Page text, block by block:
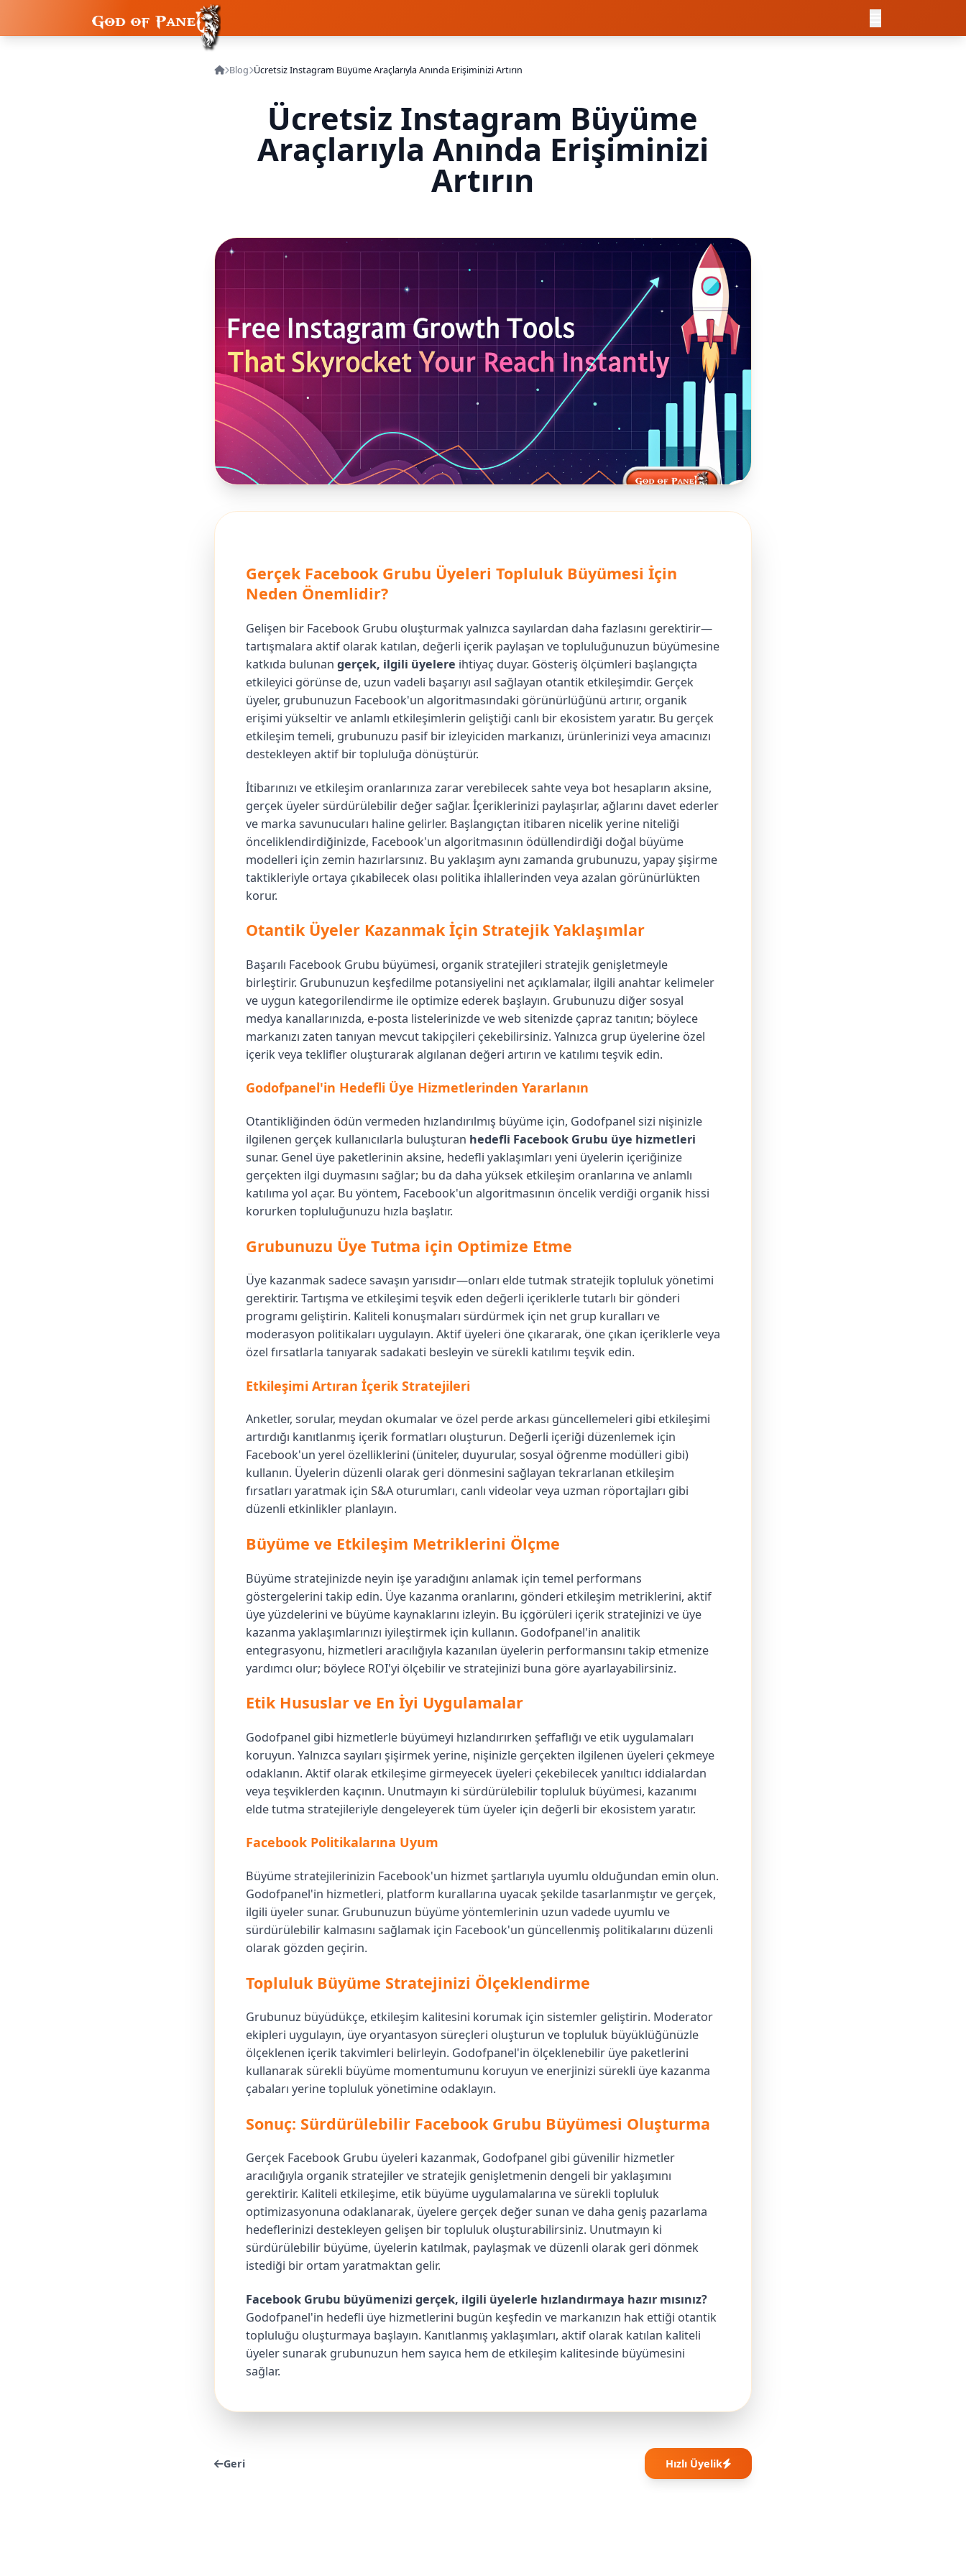
Blog Ücretsiz Instagram Büyüme Araçlarıyla Anında Erişiminizi Artırın
Ücretsiz Instagram Büyüme
Araçlarıyla Anında Erişiminizi
Artırın
Gerçek Facebook Grubu Üyeleri Topluluk Büyümesi İçin
Neden Önemlidir?
Gelişen bir Facebook Grubu oluşturmak yalnızca sayılardan daha fazlasını gerektirir—
tartışmalara aktif olarak katılan, değerli içerik paylaşan ve topluluğunuzun büyümesine
katkıda bulunan gerçek, ilgili üyelere ihtiyaç duyar. Gösteriş ölçümleri başlangıçta
etkileyici görünse de, uzun vadeli başarıyı asıl sağlayan otantik etkileşimdir. Gerçek
üyeler, grubunuzun Facebook'un algoritmasındaki görünürlüğünü artırır, organik
erişimi yükseltir ve anlamlı etkileşimlerin geliştiği canlı bir ekosistem yaratır. Bu gerçek
etkileşim temeli, grubunuzu pasif bir izleyiciden markanızı, ürünlerinizi veya amacınızı
destekleyen aktif bir topluluğa dönüştürür.
İtibarınızı ve etkileşim oranlarınıza zarar verebilecek sahte veya bot hesapların aksine,
gerçek üyeler sürdürülebilir değer sağlar. İçeriklerinizi paylaşırlar, ağlarını davet ederler
ve marka savunucuları haline gelirler. Başlangıçtan itibaren nicelik yerine niteliği
önceliklendirdiğinizde, Facebook'un algoritmasının ödüllendirdiği doğal büyüme
modelleri için zemin hazırlarsınız. Bu yaklaşım aynı zamanda grubunuzu, yapay şişirme
taktikleriyle ortaya çıkabilecek olası politika ihlallerinden veya azalan görünürlükten
korur.
Otantik Üyeler Kazanmak İçin Stratejik Yaklaşımlar
Başarılı Facebook Grubu büyümesi, organik stratejileri stratejik genişletmeyle
birleştirir. Grubunuzun keşfedilme potansiyelini net açıklamalar, ilgili anahtar kelimeler
ve uygun kategorilendirme ile optimize ederek başlayın. Grubunuzu diğer sosyal
medya kanallarınızda, e-posta listelerinizde ve web sitenizde çapraz tanıtın; böylece
markanızı zaten tanıyan mevcut takipçileri çekebilirsiniz. Yalnızca grup üyelerine özel
içerik veya teklifler oluşturarak algılanan değeri artırın ve katılımı teşvik edin.
Godofpanel'in Hedefli Üye Hizmetlerinden Yararlanın
Otantikliğinden ödün vermeden hızlandırılmış büyüme için, Godofpanel sizi nişinizle
ilgilenen gerçek kullanıcılarla buluşturan hedefli Facebook Grubu üye hizmetleri
sunar. Genel üye paketlerinin aksine, hedefli yaklaşımları yeni üyelerin içeriğinize
gerçekten ilgi duymasını sağlar; bu da daha yüksek etkileşim oranlarına ve anlamlı
katılıma yol açar. Bu yöntem, Facebook'un algoritmasının öncelik verdiği organik hissi
korurken topluluğunuzu hızla başlatır.
Grubunuzu Üye Tutma için Optimize Etme
Üye kazanmak sadece savaşın yarısıdır—onları elde tutmak stratejik topluluk yönetimi
gerektirir. Tartışma ve etkileşimi teşvik eden değerli içeriklerle tutarlı bir gönderi
programı geliştirin. Kaliteli konuşmaları sürdürmek için net grup kuralları ve
moderasyon politikaları uygulayın. Aktif üyeleri öne çıkararak, öne çıkan içeriklerle veya
özel fırsatlarla tanıyarak sadakati besleyin ve sürekli katılımı teşvik edin.
Etkileşimi Artıran İçerik Stratejileri
Anketler, sorular, meydan okumalar ve özel perde arkası güncellemeleri gibi etkileşimi
artırdığı kanıtlanmış içerik formatları oluşturun. Değerli içeriği düzenlemek için
Facebook'un yerel özelliklerini (üniteler, duyurular, sosyal öğrenme modülleri gibi)
kullanın. Üyelerin düzenli olarak geri dönmesini sağlayan tekrarlanan etkileşim
fırsatları yaratmak için S&A oturumları, canlı videolar veya uzman röportajları gibi
düzenli etkinlikler planlayın.
Büyüme ve Etkileşim Metriklerini Ölçme
Büyüme stratejinizde neyin işe yaradığını anlamak için temel performans
göstergelerini takip edin. Üye kazanma oranlarını, gönderi etkileşim metriklerini, aktif
üye yüzdelerini ve büyüme kaynaklarını izleyin. Bu içgörüleri içerik stratejinizi ve üye
kazanma yaklaşımlarınızı iyileştirmek için kullanın. Godofpanel'in analitik
entegrasyonu, hizmetleri aracılığıyla kazanılan üyelerin performansını takip etmenize
yardımcı olur; böylece ROI'yi ölçebilir ve stratejinizi buna göre ayarlayabilirsiniz.
Etik Hususlar ve En İyi Uygulamalar
Godofpanel gibi hizmetlerle büyümeyi hızlandırırken şeffaflığı ve etik uygulamaları
koruyun. Yalnızca sayıları şişirmek yerine, nişinizle gerçekten ilgilenen üyeleri çekmeye
odaklanın. Aktif olarak etkileşime girmeyecek üyeleri çekebilecek yanıltıcı iddialardan
veya teşviklerden kaçının. Unutmayın ki sürdürülebilir topluluk büyümesi, kazanımı
elde tutma stratejileriyle dengeleyerek tüm üyeler için değerli bir ekosistem yaratır.
Facebook Politikalarına Uyum
Büyüme stratejilerinizin Facebook'un hizmet şartlarıyla uyumlu olduğundan emin olun.
Godofpanel'in hizmetleri, platform kurallarına uyacak şekilde tasarlanmıştır ve gerçek,
ilgili üyeler sunar. Grubunuzun büyüme yöntemlerinin uzun vadede uyumlu ve
sürdürülebilir kalmasını sağlamak için Facebook'un güncellenmiş politikalarını düzenli
olarak gözden geçirin.
Topluluk Büyüme Stratejinizi Ölçeklendirme
Grubunuz büyüdükçe, etkileşim kalitesini korumak için sistemler geliştirin. Moderator
ekipleri uygulayın, üye oryantasyon süreçleri oluşturun ve topluluk büyüklüğünüzle
ölçeklenen içerik takvimleri belirleyin. Godofpanel'in ölçeklenebilir üye paketlerini
kullanarak sürekli büyüme momentumunu koruyun ve enerjinizi sürekli üye kazanma
çabaları yerine topluluk yönetimine odaklayın.
Sonuç: Sürdürülebilir Facebook Grubu Büyümesi Oluşturma
Gerçek Facebook Grubu üyeleri kazanmak, Godofpanel gibi güvenilir hizmetler
aracılığıyla organik stratejiler ve stratejik genişletmenin dengeli bir yaklaşımını
gerektirir. Kaliteli etkileşime, etik büyüme uygulamalarına ve sürekli topluluk
optimizasyonuna odaklanarak, üyelere gerçek değer sunan ve daha geniş pazarlama
hedeflerinizi destekleyen gelişen bir topluluk oluşturabilirsiniz. Unutmayın ki
sürdürülebilir büyüme, üyelerin katılmak, paylaşmak ve düzenli olarak geri dönmek
istediği bir ortam yaratmaktan gelir.
Facebook Grubu büyümenizi gerçek, ilgili üyelerle hızlandırmaya hazır mısınız?
Godofpanel'in hedefli üye hizmetlerini bugün keşfedin ve markanızın hak ettiği otantik
topluluğu oluşturmaya başlayın. Kanıtlanmış yaklaşımları, aktif olarak katılan kaliteli
üyeler sunarak grubunuzun hem sayıca hem de etkileşim kalitesinde büyümesini
sağlar.
Geri Hızlı Üyelik